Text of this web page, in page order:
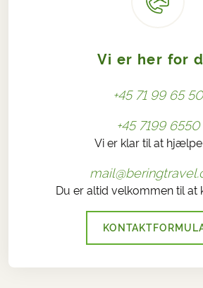
Vi er her for
+45 71 99 65 50
+45 7199 6550
Vi er klar til at
Du er altid velkommen til at